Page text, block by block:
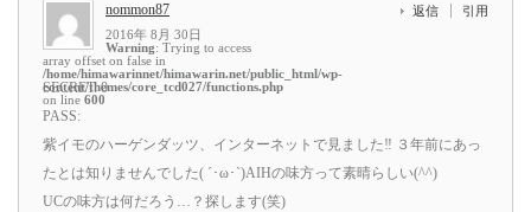
nommon87
2016年 8月 30日
Warning: Trying to access
array offset on false in
/home/himawarinnet/himawarin.net/public_html/wp-
content/themes/core_tcd027/functions.php
on line 600
返信 引用
SECRET: 0
PASS:
紫イモのハーゲンダッツ、インターネットで見ました‼ ３年前にあっ
たとは知りませんでした( ´･ω･`)AIHの味方って素晴らしい(^^)
UCの味方は何だろう…？探します(笑)